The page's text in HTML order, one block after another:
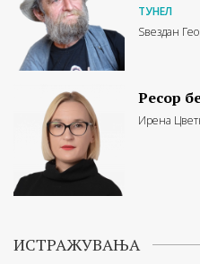
ТУНЕЛ
Ѕвездан
Ресор
Ирена
ИСТРАЖУВАЊА